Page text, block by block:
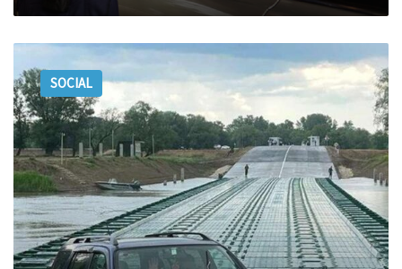
cu
program
non-
stop,
începând
de
vineri,
în
Punctul
de
Trecere
SOCIAL